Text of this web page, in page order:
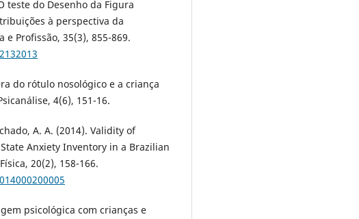
teste do Desenho da Figura
à perspectiva da
e Profissão, 35(3), 855-869.
do rótulo nosológico e a criança
4(6), 151-16.
A. A. (2014). Validity of
Anxiety Inventory in a Brazilian
20(2), 158-166.
psicológica com crianças e